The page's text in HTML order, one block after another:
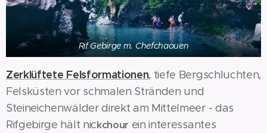
Rif Gebirge m. Chefchaouen
Zerklüftete Felsformationen, tiefe Bergschluchten,
Felsküsten vor schmalen Stränden und
Steineichenwälder direkt am Mittelmeer - das
Rifgebirge hält nickchour ein interessantes